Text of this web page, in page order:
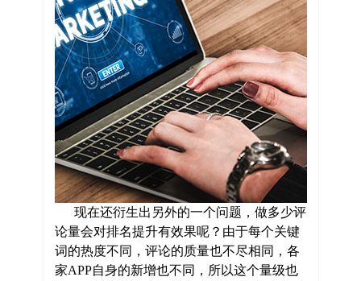
现在还衍生出另外的一个问题，做多少评
论量会对排名提升有效果呢？由于每个关键
词的热度不同，评论的质量也不尽相同，各
家APP自身的新增也不同，所以这个量级也